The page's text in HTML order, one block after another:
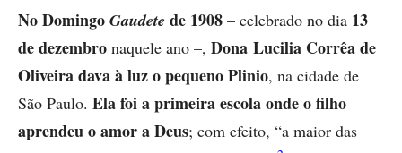
No Domingo Gaudete de 1908 – celebrado no dia 13
de dezembro naquele ano –, Dona Lucilia Corrêa de
Oliveira dava à luz o pequeno Plinio, na cidade de
São Paulo. Ela foi a primeira escola onde o filho
aprendeu o amor a Deus; com efeito, “a maior das